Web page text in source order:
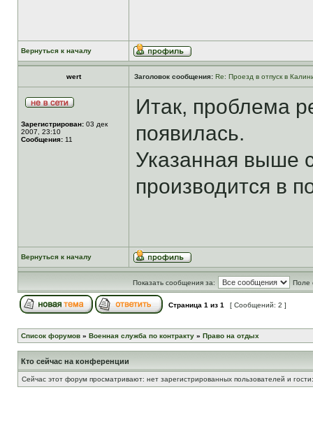
Вернуться к началу
wert Заголовок сообщения: Re: Проезд в отпуск в
Зарегистрирован: 03 дек
2007, 23:10
Сообщения: 11
Итак, проблема
появилась.
Указанная выше
производится в
Вернуться к началу
Показать сообщения за: Поле
Страница 1 из 1 [ Сообщений: 2 ]
Список форумов » Военная служба по контракту » Право на отдых
Кто сейчас на конференции
Сейчас этот форум просматривают: нет зарегистрированных пользователей и